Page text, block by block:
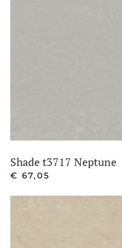
Shade t3717 Neptune
€ 67,05